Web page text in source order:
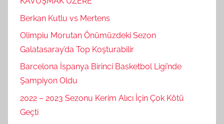
Berkan Kutlu vs Mertens
Olimpiu Morutan Önümüzdeki Sezon
Galatasaray’da Top Koşturabilir
Barcelona İspanya Birinci Basketbol Ligi’nde
Şampiyon Oldu
2022 – 2023 Sezonu Kerim Alıcı İçin Çok Kötü
Geçti